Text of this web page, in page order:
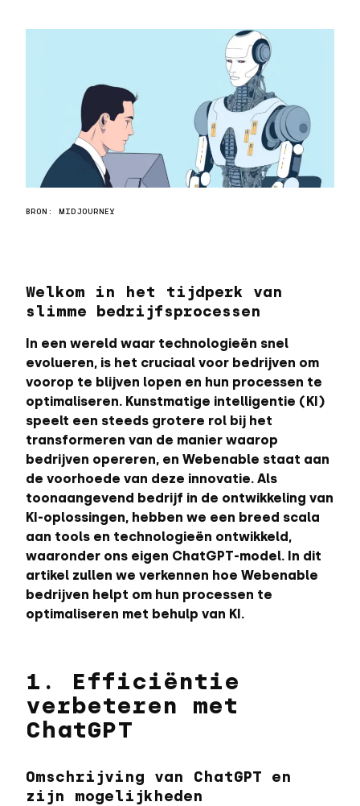
BRON: MIDJOURNEY
Welkom in het tijdperk van
slimme bedrijfsprocessen
In een wereld waar technologieën snel
evolueren, is het cruciaal voor bedrijven om
voorop te blijven lopen en hun processen te
optimaliseren. Kunstmatige intelligentie (KI)
speelt een steeds grotere rol bij het
transformeren van de manier waarop
bedrijven opereren, en Webenable staat aan
de voorhoede van deze innovatie. Als
toonaangevend bedrijf in de ontwikkeling van
KI-oplossingen, hebben we een breed scala
aan tools en technologieën ontwikkeld,
waaronder ons eigen ChatGPT-model. In dit
artikel zullen we verkennen hoe Webenable
bedrijven helpt om hun processen te
optimaliseren met behulp van KI.
1. Efficiëntie
verbeteren met
ChatGPT
Omschrijving van ChatGPT en
zijn mogelijkheden